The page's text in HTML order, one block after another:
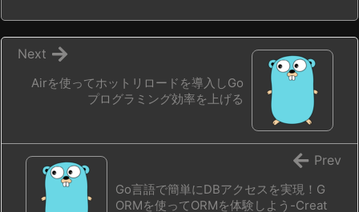
Airを使ってホットリロードを導入しGo
プログラミング効率を上げる
Next
Go言語で簡単にDBアクセスを実現！G
ORMを使ってORMを体験しよう-Creat
Prev